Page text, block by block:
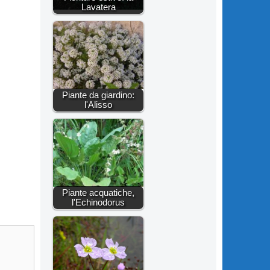
Lavatera
Piante da giardino:
l'Alisso
Piante acquatiche,
l'Echinodorus